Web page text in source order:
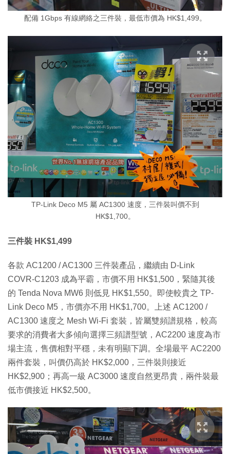
配備 1Gbps 有線網絡之三件裝，最低市價為 HK$1,499。
TP-Link Deco M5 屬 AC1300 速度，三件裝叫價不到
HK$1,700。
三件裝 HK$1,499
各款 AC1200 / AC1300 三件裝產品，繼續由 D-Link
COVR-C1203 成為平霸，市價不用 HK$1,500，緊隨其後
的 Tenda Nova MW6 則低見 HK$1,550。即使較貴之 TP-
Link Deco M5，市價亦不用 HK$1,700。上述 AC1200 /
AC1300 速度之 Mesh Wi-Fi 套裝，皆屬雙頻譜規格，較高
要求的消費者大多傾向選擇三頻譜型號，AC2200 速度為市
場主流，售價相對平穩，未有明顯下調。全場最平 AC2200
兩件套裝，叫價仍高於 HK$2,000，三件裝則接近
HK$2,900；再高一級 AC3000 速度自然更昂貴，兩件裝最
低市價接近 HK$2,500。